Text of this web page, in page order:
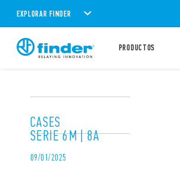
EXPLORAR FINDER
PRODUCTOS
CASES
SERIE 6M | 8A
09/01/2025